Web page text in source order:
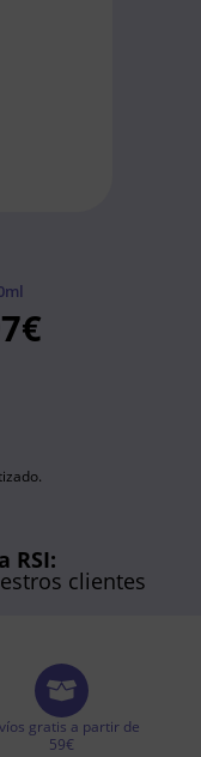
€
RSI:
clientes
gratis a partir de
59€